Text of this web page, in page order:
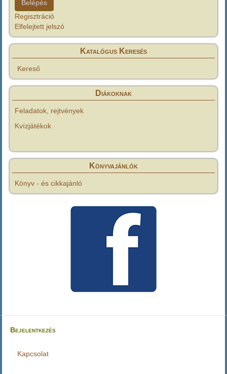
Regisztráció
Elfelejtett jelszó
Katalógus Keresés
Kereső
Diákoknak
Feladatok, rejtvények
Kvízjátékok
Könyvajánlók
Könyv - és cikkajánló
Felhasználói
fiók
menüje
Bejelentkezés
Lábléc
Kapcsolat